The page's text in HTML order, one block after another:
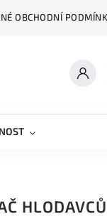
OBCHODNÍ